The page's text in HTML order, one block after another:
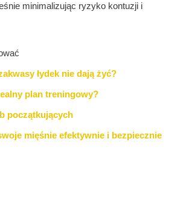
minimalizując ryzyko kontuzji i
łydek nie dają żyć?
plan treningowy?
początkujących
mięśnie efektywnie i bezpiecznie